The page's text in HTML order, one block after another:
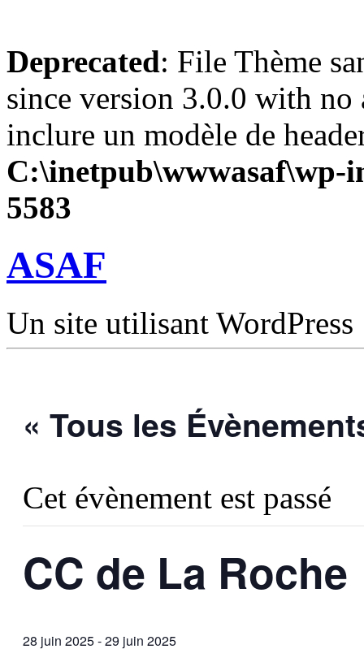
Deprecated: File Thème
since version 3.0.0 with
inclure un modèle de
C:\inetpub\wwwasaf\wp-
5583
ASAF
Un site utilisant WordPress
« Tous les
Cet évènement est passé
CC de La Roche
28 juin 2025-29 juin 2025